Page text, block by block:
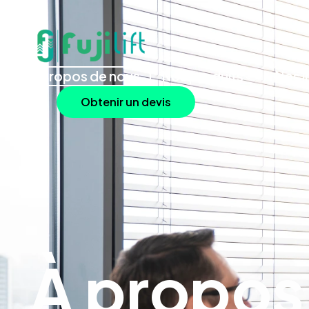
À propos de nous Nos produits Nos
Obtenir un devis
À